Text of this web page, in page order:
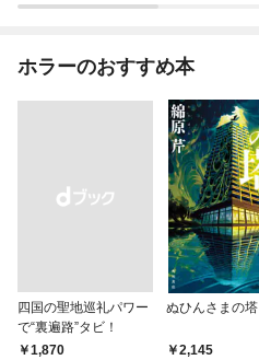
ホラーのおすすめ本
四国の聖地巡礼パワー
で“裏遍路”タビ！
￥1,870
ぬひんさまの塔
2,145